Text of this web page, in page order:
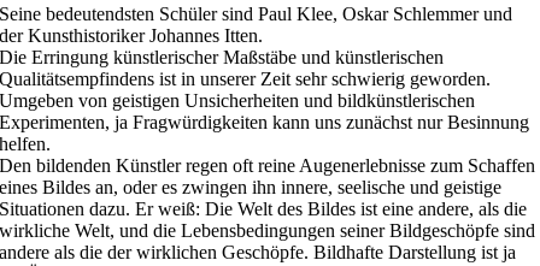
Seine bedeutendsten Schüler sind Paul Klee, Oskar Schlemmer und
der Kunsthistoriker Johannes Itten.
Die Erringung künstlerischer Maßstäbe und künstlerischen
Qualitätsempfindens ist in unserer Zeit sehr schwierig geworden.
Umgeben von geistigen Unsicherheiten und bildkünstlerischen
Experimenten, ja Fragwürdigkeiten kann uns zunächst nur Besinnung
helfen.
Den bildenden Künstler regen oft reine Augenerlebnisse zum Schaffen
eines Bildes an, oder es zwingen ihn innere, seelische und geistige
Situationen dazu. Er weiß: Die Welt des Bildes ist eine andere, als die
wirkliche Welt, und die Lebensbedingungen seiner Bildgeschöpfe sind
andere als die der wirklichen Geschöpfe. Bildhafte Darstellung ist ja